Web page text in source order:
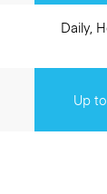
Daily,
Up